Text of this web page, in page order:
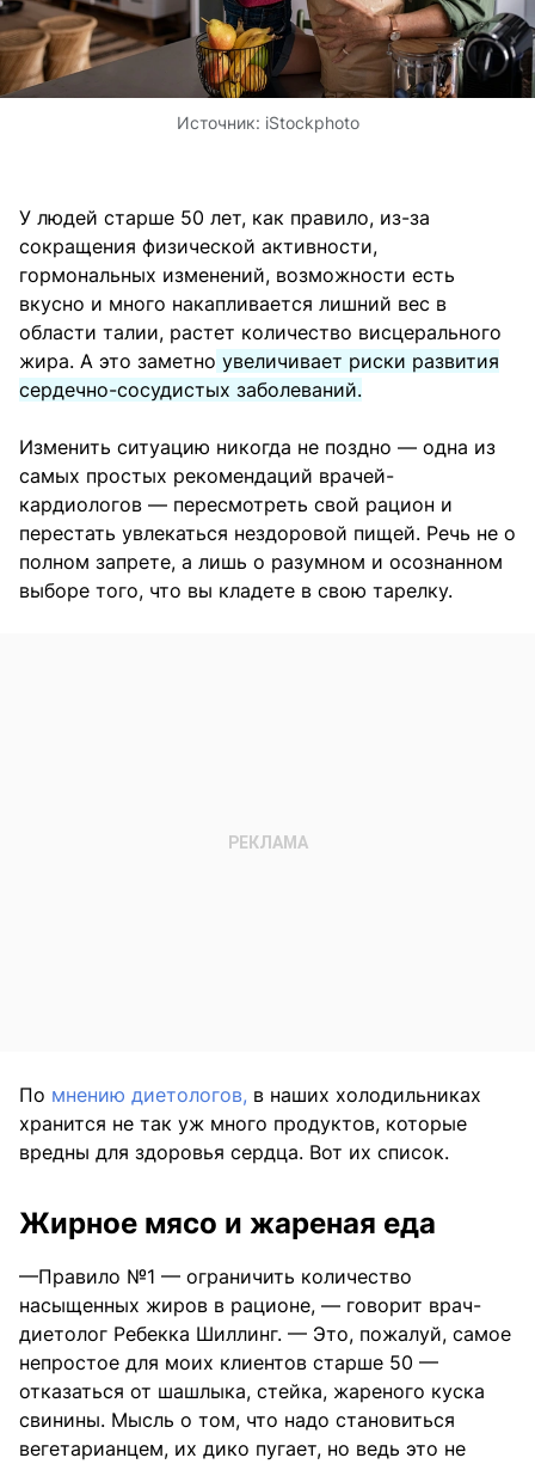
Источник: iStockphoto
У людей старше 50 лет, как правило, из-за
сокращения физической активности,
гормональных изменений, возможности есть
вкусно и много накапливается лишний вес в
области талии, растет количество висцерального
жира. А это заметно увеличивает риски развития
сердечно-сосудистых заболеваний.
Изменить ситуацию никогда не поздно — одна из
самых простых рекомендаций врачей-
кардиологов — пересмотреть свой рацион и
перестать увлекаться нездоровой пищей. Речь не о
полном запрете, а лишь о разумном и осознанном
выборе того, что вы кладете в свою тарелку.
По мнению диетологов, в наших холодильниках
хранится не так уж много продуктов, которые
вредны для здоровья сердца. Вот их список.
Жирное мясо и жареная еда
—Правило №1 — ограничить количество
насыщенных жиров в рационе, — говорит врач-
диетолог Ребекка Шиллинг. — Это, пожалуй, самое
непростое для моих клиентов старше 50 —
отказаться от шашлыка, стейка, жареного куска
свинины. Мысль о том, что надо становиться
вегетарианцем, их дико пугает, но ведь это не